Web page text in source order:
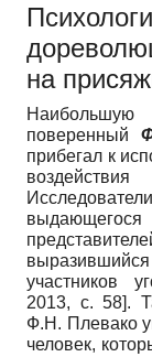
на
Наибольшую
поверенный
прибегал к
выразившийся
участников
2013, с. 58].
Ф.Н. Плевако
человек,